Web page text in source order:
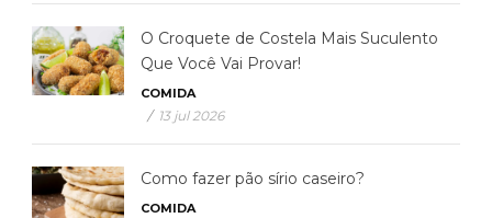
O Croquete de Costela Mais Suculento
Que Você Vai Provar!
COMIDA
/ 13 jul 2026
Como fazer pão sírio caseiro?
COMIDA